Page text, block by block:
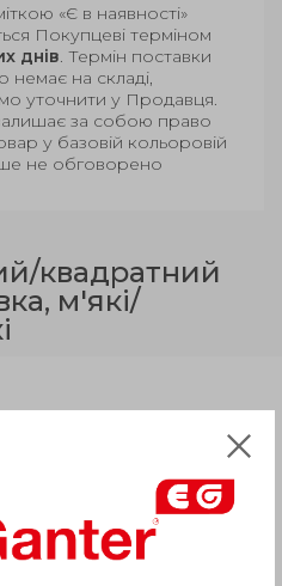
«Є в наявності»
Покупцеві терміном
днів. Термін поставки
немає на складі,
уточнити у Продавця.
за собою право
у базовій кольоровій
не обговорено
квадратний
м'які/